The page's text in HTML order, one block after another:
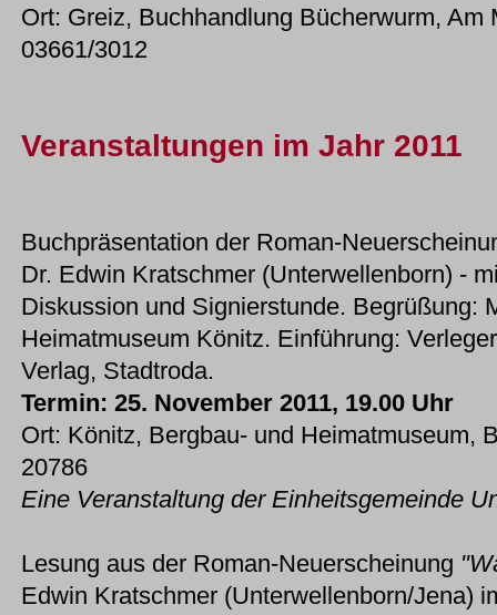
Ort: Greiz, Buchhandlung Bücherwurm, Am
03661/3012
Veranstaltungen im Jahr 2011
Buchpräsentation der Roman-
Dr. Edwin Kratschmer (Unterwellenborn) -
Diskussion und Signierstunde. Begrüßung:
Heimatmuseum Könitz. Einführung:
Verlag, Stadtroda.
Termin: 25. November 2011, 19.00 Uhr
Ort: Könitz, Bergbau- und Heimatmuseum,
20786
Eine Veranstaltung der Einheitsgemeinde
Lesung aus der Roman-Neuerscheinung
Edwin Kratschmer (Unterwellenborn/Jena)